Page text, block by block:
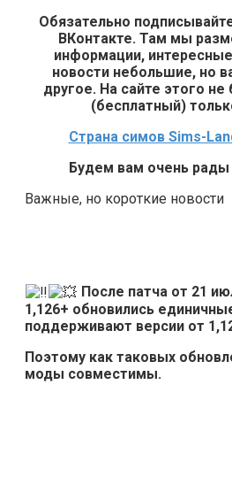
Обязательно
ВКонтакте. Там мы
информации,
новости небольшие, но
другое. На сайте этого
(бесплатный)
Страна симов Sims-
Будем вам очень рады
Важные, но короткие новости
После патча от 21
1,126+ обновились
поддерживают версии от
Поэтому как таковых
моды совместимы.